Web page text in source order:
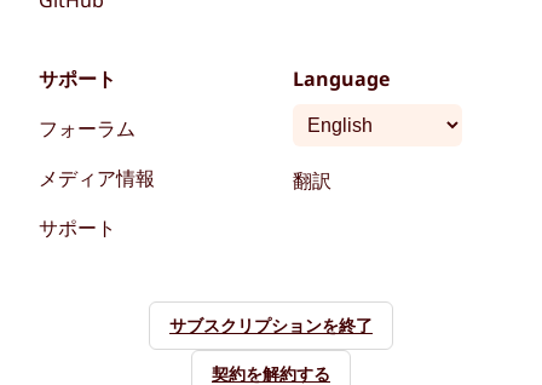
サポート
フォーラム
メディア情報
サポート
Language
翻訳
サブスクリプションを終了
契約を解約する